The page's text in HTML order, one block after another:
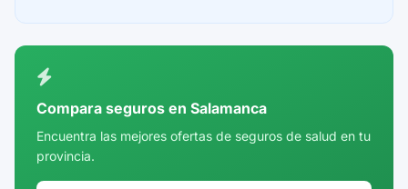
Córdoba
Cuenca
Girona
Compara seguros en Salamanca
Encuentra las mejores ofertas de seguros de salud en tu
provincia.